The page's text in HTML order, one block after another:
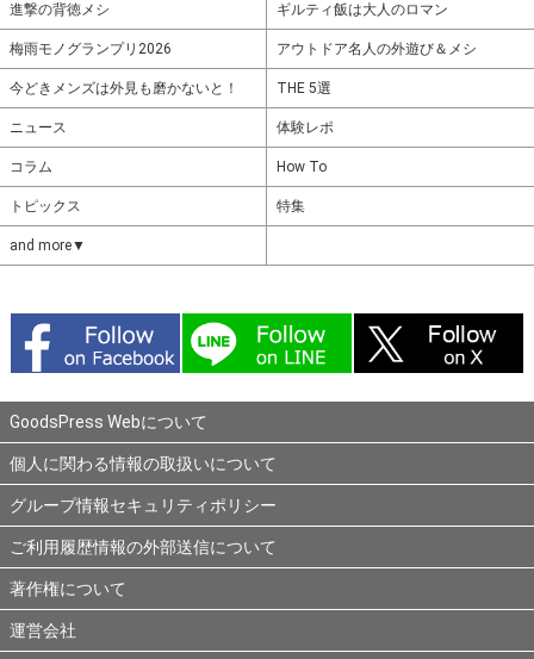
進撃の背徳メシ ギルティ飯は大人のロマン
梅雨モノグランプリ2026 アウトドア名人の外遊び＆メシ
今どきメンズは外見も磨かないと！ THE 5選
ニュース 体験レポ
コラム How To
トピックス 特集
and more▼
GoodsPress Webについて
個人に関わる情報の取扱いについて
グループ情報セキュリティポリシー
ご利用履歴情報の外部送信について
著作権について
運営会社